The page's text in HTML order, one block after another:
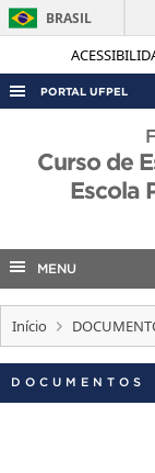
BRASIL
PORTAL UFPEL
ACESSO À
AUDITORIA
COBALTO
PORTARIAS
Curso de
Escola
MENU
Início
DOCUMENTOS